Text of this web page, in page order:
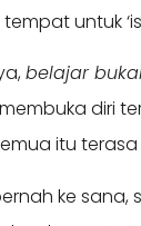
untuk
belajar
diri
itu
ke sana,